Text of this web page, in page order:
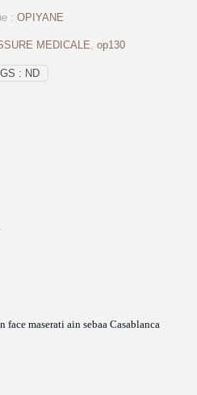
: ND
MEDICALE op130
: OPIYANE
maserati ain sebaa Casablanca